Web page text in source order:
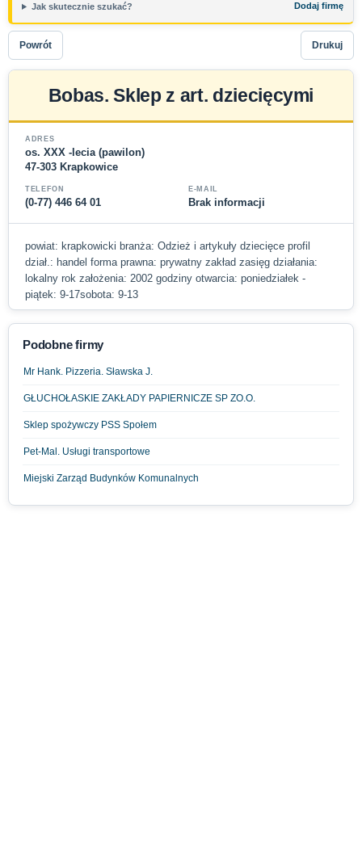
Jak skutecznie szukać? Dodaj firmę
Powrót Drukuj
Bobas. Sklep z art. dziecięcymi
ADRES
os. XXX -lecia (pawilon)
47-303 Krapkowice
TELEFON
(0-77) 446 64 01
E-MAIL
Brak informacji
powiat: krapkowicki branża: Odzież i artykuły dziecięce profil
dział.: handel forma prawna: prywatny zakład zasięg działania:
lokalny rok założenia: 2002 godziny otwarcia: poniedziałek -
piątek: 9-17sobota: 9-13
Podobne firmy
Mr Hank. Pizzeria. Sławska J.
GŁUCHOŁASKIE ZAKŁADY PAPIERNICZE SP ZO.O.
Sklep spożywczy PSS Społem
Pet-Mal. Usługi transportowe
Miejski Zarząd Budynków Komunalnych